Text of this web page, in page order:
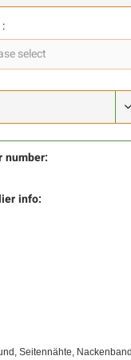
number:
info:
Seitennähte,